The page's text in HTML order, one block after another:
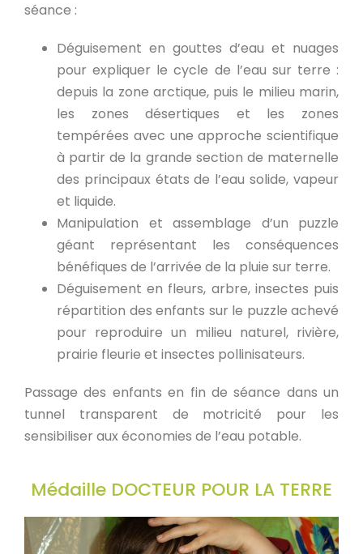
séance :
Déguisement en gouttes d’eau et nuages
pour expliquer le cycle de l’eau sur terre :
depuis la zone arctique, puis le milieu marin,
les zones désertiques et les zones
tempérées avec une approche scientifique
à partir de la grande section de maternelle
des principaux états de l’eau solide, vapeur
et liquide.
Manipulation et assemblage d’un puzzle
géant représentant les conséquences
bénéfiques de l’arrivée de la pluie sur terre.
Déguisement en fleurs, arbre, insectes puis
répartition des enfants sur le puzzle achevé
pour reproduire un milieu naturel, rivière,
prairie fleurie et insectes pollinisateurs.
Passage des enfants en fin de séance dans un
tunnel transparent de motricité pour les
sensibiliser aux économies de l’eau potable.
Médaille DOCTEUR POUR LA TERRE